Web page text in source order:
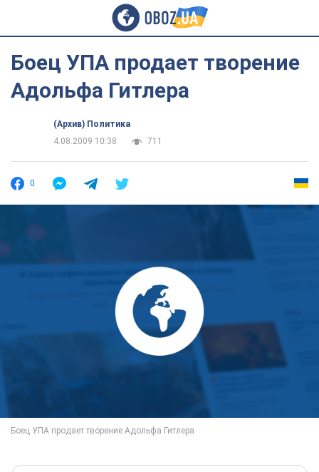
Боец УПА продает творение
Адольфа Гитлера
(Архив) Политика
4.08.2009 10:38
711
0